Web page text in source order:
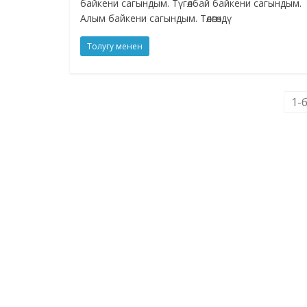
байкени сагындым. Түгөлбай байкени сагындым.
Алым байкени сагындым. Төлөгөндү
Толугу менен
1-